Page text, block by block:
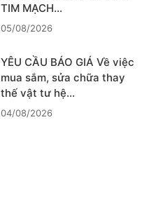
TIM MẠCH…
05/08/2026
YÊU CẦU BÁO GIÁ Về việc
mua sắm, sửa chữa thay
thế vật tư hệ…
04/08/2026